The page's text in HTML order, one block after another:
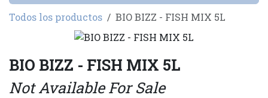
Todos los productos BIO BIZZ - FISH MIX 5L
BIO BIZZ - FISH MIX 5L
Not Available For Sale